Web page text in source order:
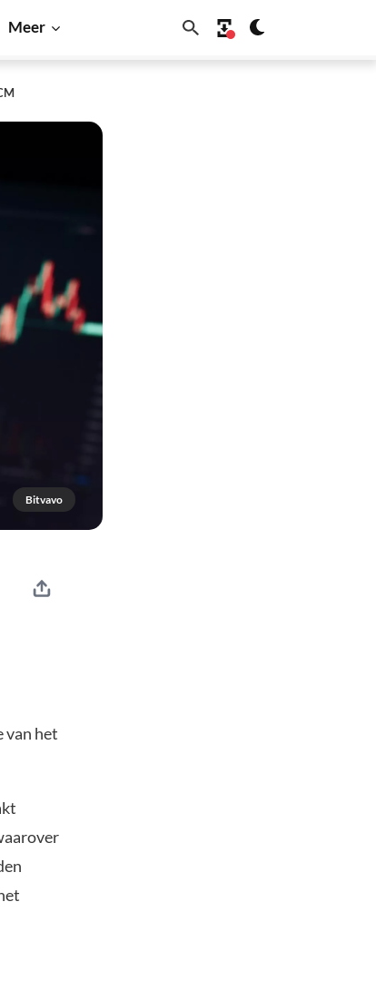
Meer
Bitvavo
van het